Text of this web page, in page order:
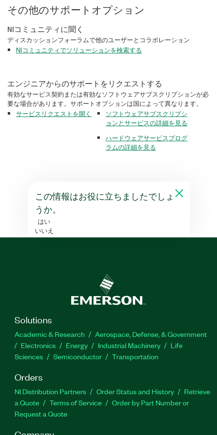
その他のサポートオプション
NIコミュニティに聞く
ディスカッションフォーラムで他のユーザーとコラボレーション
NIコミュニティでソリューションを検索する
エンジニアからのサポートをリクエストする
有効なサービス契約または有効なソフトウェアサブスクリプションが必
要な場合があります。サポートオプションは国によって異なります。
サービスリクエストを開く
ソフトウェアサブスクリプシ
ョンとサービスの詳細を見る
ハードウェアサービスプログ
ラムの詳細を見る
この情報はお役に立ちましたでしょ
うか。
はい
いいえ
Solutions
Academic & Research
Aerospace, Defense, & Government
Electronics
Energy Industrial Machinery
Life
Sciences
Semiconductor Transportation
Orders
NI Distribution Partners Order Status and History
Retrieve
a Quote
Terms of Service
Order by Part Number or
Request a Quote